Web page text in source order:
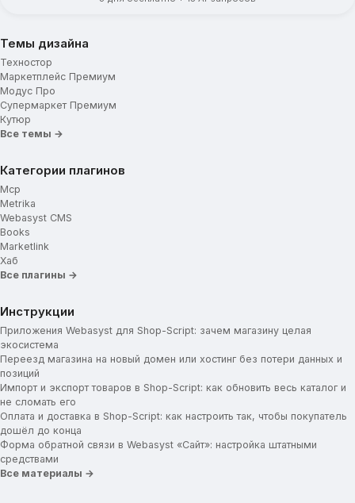
Темы дизайна
Техностор
Маркетплейс Премиум
Модус Про
Супермаркет Премиум
Кутюр
Все темы →
Категории плагинов
Mcp
Metrika
Webasyst CMS
Books
Marketlink
Хаб
Все плагины →
Инструкции
Приложения Webasyst для Shop-Script: зачем магазину целая
экосистема
Переезд магазина на новый домен или хостинг без потери данных и
позиций
Импорт и экспорт товаров в Shop-Script: как обновить весь каталог и
не сломать его
Оплата и доставка в Shop-Script: как настроить так, чтобы покупатель
дошёл до конца
Форма обратной связи в Webasyst «Сайт»: настройка штатными
средствами
Все материалы →